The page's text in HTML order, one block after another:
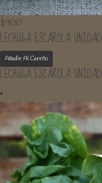
$900
LECHUGA ESCAROLA UNIDAD
Añadir Al Carrito
LECHUGA ESCAROLA UNIDAD